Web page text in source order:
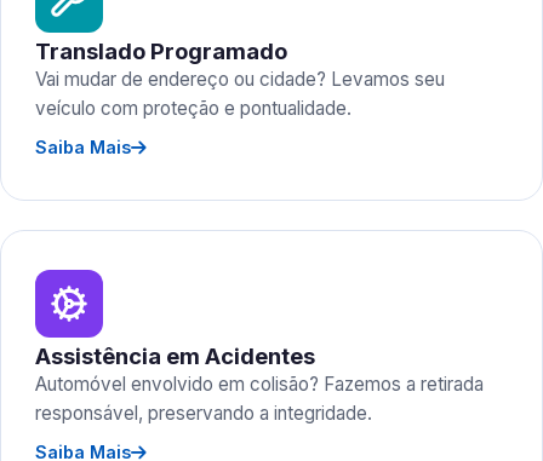
Translado Programado
Vai mudar de endereço ou cidade? Levamos seu
veículo com proteção e pontualidade.
Saiba Mais
Assistência em Acidentes
Automóvel envolvido em colisão? Fazemos a retirada
responsável, preservando a integridade.
Saiba Mais